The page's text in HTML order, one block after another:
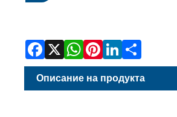
Описание на продукта